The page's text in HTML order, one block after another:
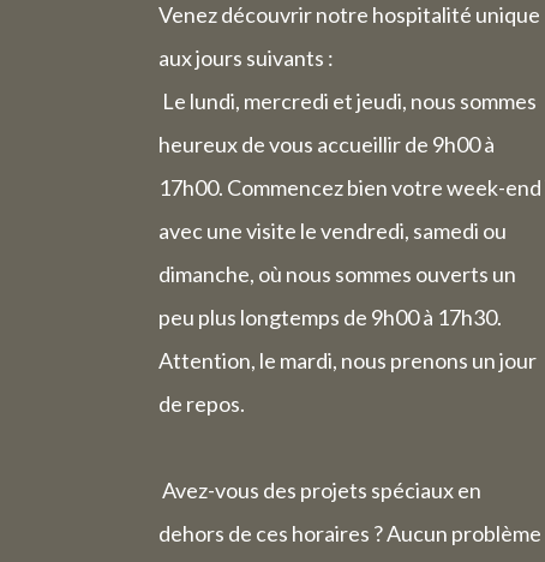
Venez découvrir notre hospitalité unique
aux jours suivants :
Le lundi, mercredi et jeudi, nous sommes
heureux de vous accueillir de 9h00 à
17h00. Commencez bien votre week-end
avec une visite le vendredi, samedi ou
dimanche, où nous sommes ouverts un
peu plus longtemps de 9h00 à 17h30.
Attention, le mardi, nous prenons un jour
de repos.
Avez-vous des projets spéciaux en
dehors de ces horaires ? Aucun problème